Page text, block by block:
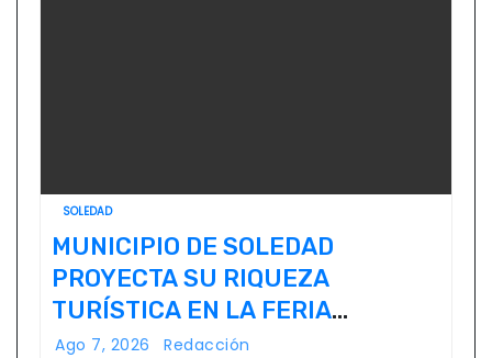
SOLEDAD
MUNICIPIO DE SOLEDAD
PROYECTA SU RIQUEZA
TURÍSTICA EN LA FERIA
NACIONAL POTOSINA
Ago 7, 2026 Redacción